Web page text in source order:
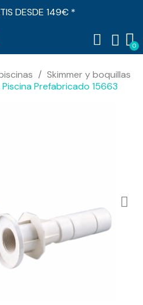
DESDE 149€ *
Skimmer y boquillas
Prefabricado 15663